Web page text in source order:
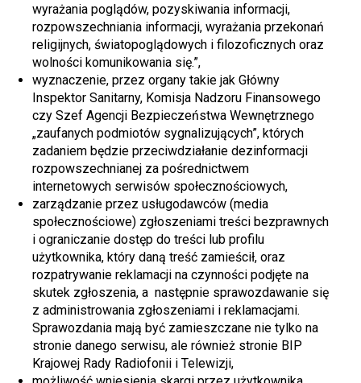
wyrażania poglądów, pozyskiwania informacji,
rozpowszechniania informacji, wyrażania przekonań
religijnych, światopoglądowych i filozoficznych oraz
wolności komunikowania się.”,
wyznaczenie, przez organy takie jak Główny
Inspektor Sanitarny, Komisja Nadzoru Finansowego
czy Szef Agencji Bezpieczeństwa Wewnętrznego
„zaufanych podmiotów sygnalizujących”, których
zadaniem będzie przeciwdziałanie dezinformacji
rozpowszechnianej za pośrednictwem
internetowych serwisów społecznościowych,
zarządzanie przez usługodawców (media
społecznościowe) zgłoszeniami treści bezprawnych
i ograniczanie dostęp do treści lub profilu
użytkownika, który daną treść zamieścił, oraz
rozpatrywanie reklamacji na czynności podjęte na
skutek zgłoszenia, a następnie sprawozdawanie się
z administrowania zgłoszeniami i reklamacjami.
Sprawozdania mają być zamieszczane nie tylko na
stronie danego serwisu, ale również stronie BIP
Krajowej Rady Radiofonii i Telewizji,